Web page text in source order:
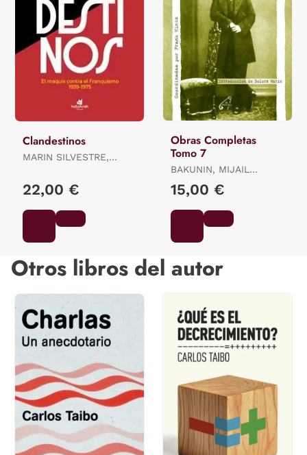
Clandestinos
MARIN SILVESTRE,
22,00 €
Obras Completas
Tomo 7
BAKUNIN, MIJAIL
ALEKSANDROVICH /
MINTZ, FRANK / MARIN
15,00 €
Otros libros del autor